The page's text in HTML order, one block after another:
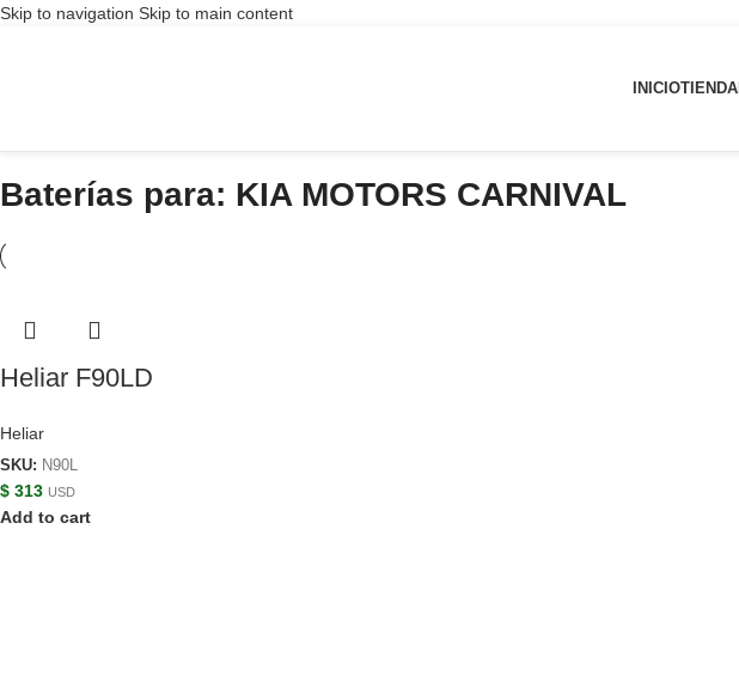
Skip to navigation Skip to main content
INICIOTIENDA
Baterías para: KIA MOTORS CARNIVAL
Heliar F90LD
Heliar
SKU: N90L
$ 313 USD
Add to cart